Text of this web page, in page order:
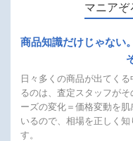
マニアぞ
商品知識だけじゃない。
日々多くの商品が出てく
るのは、査定スタッフが
ーズの変化＝価格変動を
いるので、相場を正しく
す。